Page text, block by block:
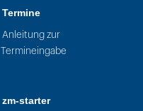
Termine
Anleitung zur
Termineingabe
zm-starter